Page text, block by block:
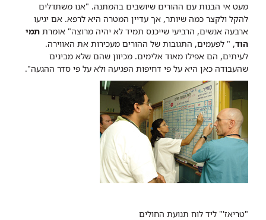
מעט אי הבנות עם ההורים שיושבים בהמתנה. "אנו משתדלים
להקל ולקצר כמה שיותר, אך עדיין המטרה היא לרפא. אם יגיעו
ארבעה אנשים, הרביעי שייכנס תמיד לא יהיה מרוצה" אומרת תמי
הוד, " לפעמים, התגובות של ההורים מעכירות את האווירה.
לעיתים, הם אפילו מאוד אלימים. מכיוון שהם שלא מבינים
שהעבודה כאן היא על פי דחיפות הפגיעה ולא על פי סדר ההגעה".
"טריאז'" ליד לוח תנועת החולים